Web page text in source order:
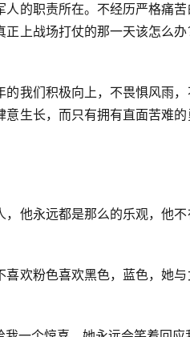
的职责所在。不经历严格痛
上战场打仗的那一天该怎么
我们积极向上，不畏惧风雨
生长，而只有拥有直面苦难
他永远都是那么的乐观，他
欢粉色喜欢黑色，蓝色，她